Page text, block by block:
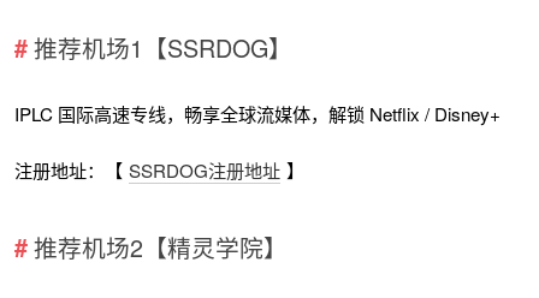
推荐机场1【SSRDOG】
IPLC 国际高速专线，畅享全球流媒体，解锁 Netflix / Disney+
注册地址：【 SSRDOG注册地址 】
推荐机场2【精灵学院】